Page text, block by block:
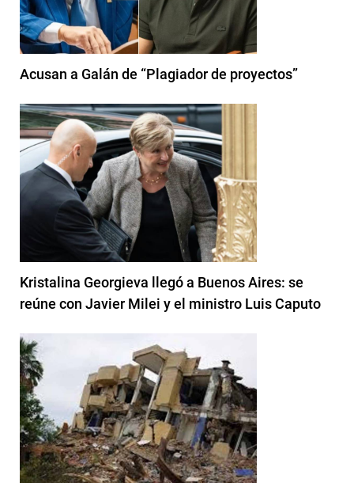
Acusan a Galán de “Plagiador de proyectos”
Kristalina Georgieva llegó a Buenos Aires: se
reúne con Javier Milei y el ministro Luis Caputo